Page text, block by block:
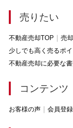
売りたい
不動産売却TOP 売
少しでも高く売るポイ
不動産売却に必要な
コンテンツ
お客様の声 会員登録